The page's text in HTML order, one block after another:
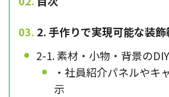
2. 手作りで実現可能な装飾
2-1. 素材・小物・背景の
・社員紹介パネルやキ
示